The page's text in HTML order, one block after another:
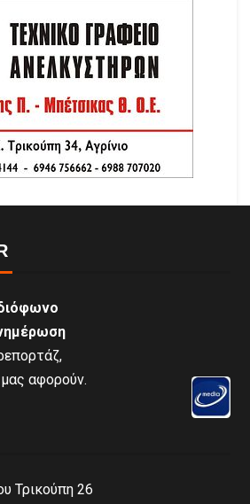
αφορούν.
Τρικούπη 26